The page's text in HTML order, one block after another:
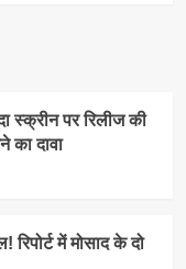
स्क्रीन पर रिलीज की
का दावा
रिपोर्ट में मोसाद के दो